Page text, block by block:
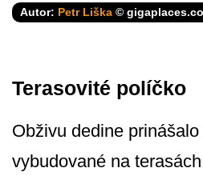
Autor: Petr Liška ©
Terasovité políčko
Obživu dedine
vybudované na